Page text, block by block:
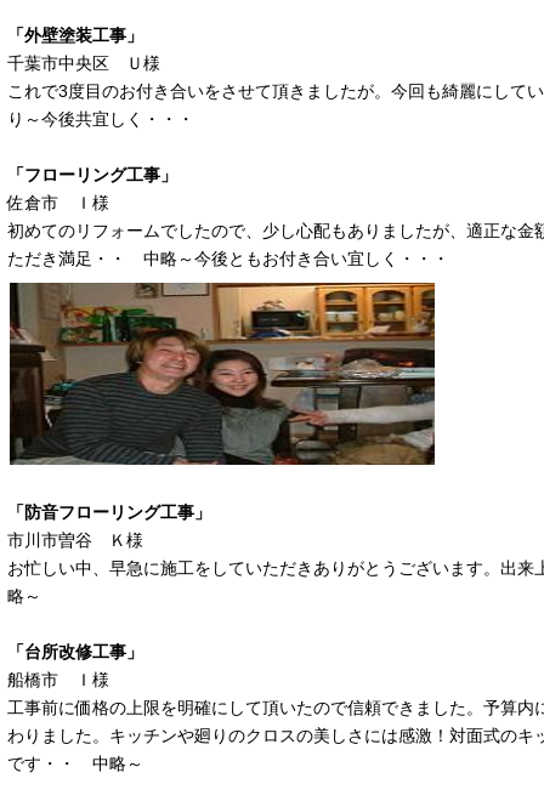
「外壁塗装工事」
千葉市中央区 Ｕ様
これで3度目のお付き合いをさせて頂きましたが。今回も綺麗にして
り～今後共宜しく・・・
「フローリング工事」
佐倉市 Ｉ様
初めてのリフォームでしたので、少し心配もありましたが、適正な金
ただき満足・・ 中略～今後ともお付き合い宜しく・・・
「防音フローリング工事」
市川市曽谷 Ｋ様
お忙しい中、早急に施工をしていただきありがとうございます。出
略～
「台所改修工事」
船橋市 Ｉ様
工事前に価格の上限を明確にして頂いたので信頼できました。予算内
わりました。キッチンや廻りのクロスの美しさには感激！対面式のキ
です・・ 中略～